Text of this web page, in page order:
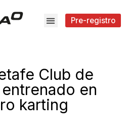
Pre-registro
Club de
en
karting